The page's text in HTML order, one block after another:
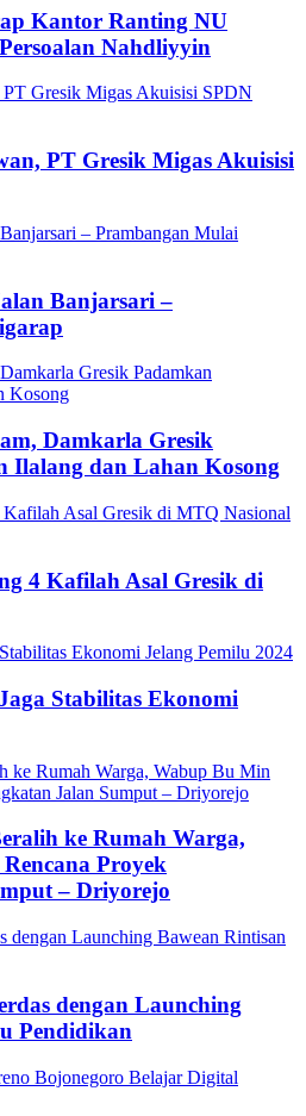
Kantor Ranting NU
Nahdliyyin
PT Gresik Migas Akuisisi
Banjarsari –
Damkarla Gresik
Ilalang dan Lahan Kosong
4 Kafilah Asal Gresik di
Stabilitas Ekonomi
ke Rumah Warga,
Proyek
– Driyorejo
dengan Launching
Pendidikan